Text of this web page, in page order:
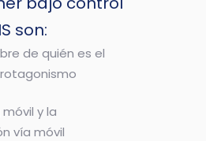
son:
de quién es el
y la
vía móvil